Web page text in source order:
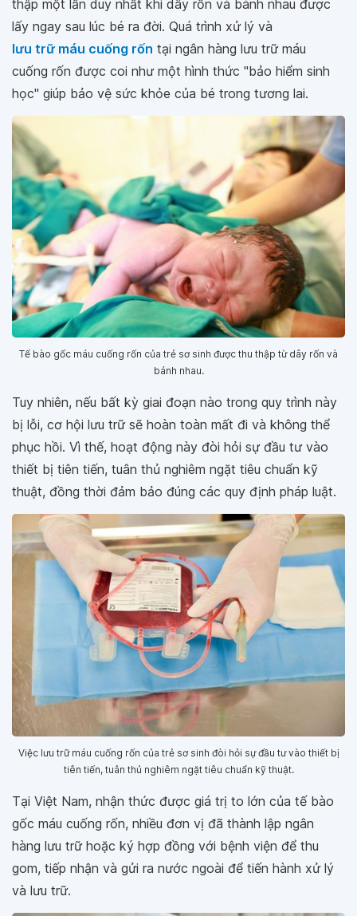
thập một lần duy nhất khi dây rốn và bánh nhau được
lấy ngay sau lúc bé ra đời. Quá trình xử lý và
lưu trữ máu cuống rốn tại ngân hàng lưu trữ máu
cuống rốn được coi như một hình thức "bảo hiểm sinh
học" giúp bảo vệ sức khỏe của bé trong tương lai.
Tế bào gốc máu cuống rốn của trẻ sơ sinh được thu thập từ dây rốn và
bánh nhau.
Tuy nhiên, nếu bất kỳ giai đoạn nào trong quy trình này
bị lỗi, cơ hội lưu trữ sẽ hoàn toàn mất đi và không thể
phục hồi. Vì thế, hoạt động này đòi hỏi sự đầu tư vào
thiết bị tiên tiến, tuân thủ nghiêm ngặt tiêu chuẩn kỹ
thuật, đồng thời đảm bảo đúng các quy định pháp luật.
Việc lưu trữ máu cuống rốn của trẻ sơ sinh đòi hỏi sự đầu tư vào thiết bị
tiên tiến, tuân thủ nghiêm ngặt tiêu chuẩn kỹ thuật.
Tại Việt Nam, nhận thức được giá trị to lớn của tế bào
gốc máu cuống rốn, nhiều đơn vị đã thành lập ngân
hàng lưu trữ hoặc ký hợp đồng với bệnh viện để thu
gom, tiếp nhận và gửi ra nước ngoài để tiến hành xử lý
và lưu trữ.